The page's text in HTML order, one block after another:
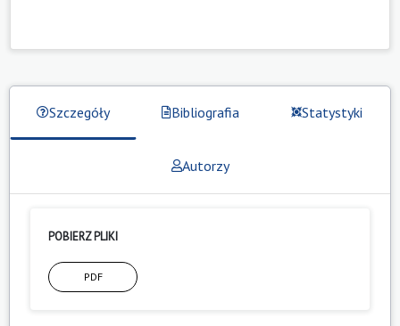
Szczegóły Bibliografia Statystyki
Autorzy
POBIERZ PLIKI
PDF